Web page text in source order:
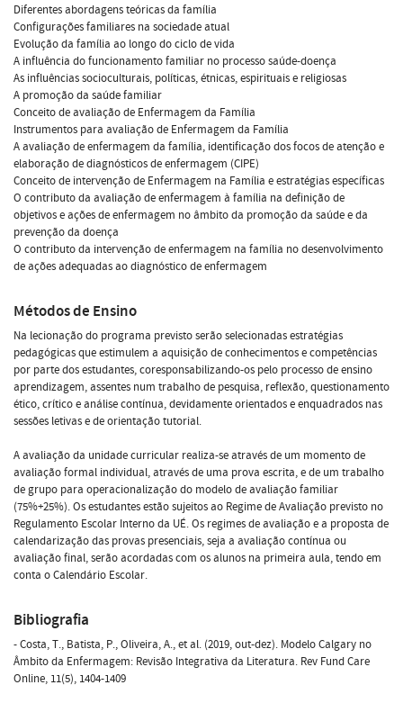
Diferentes abordagens teóricas da família
Configurações familiares na sociedade atual
Evolução da família ao longo do ciclo de vida
A influência do funcionamento familiar no processo saúde-doença
As influências socioculturais, políticas, étnicas, espirituais e religiosas
A promoção da saúde familiar
Conceito de avaliação de Enfermagem da Família
Instrumentos para avaliação de Enfermagem da Família
A avaliação de enfermagem da família, identificação dos focos de atenção e
elaboração de diagnósticos de enfermagem (CIPE)
Conceito de intervenção de Enfermagem na Família e estratégias específicas
O contributo da avaliação de enfermagem à família na definição de
objetivos e ações de enfermagem no âmbito da promoção da saúde e da
prevenção da doença
O contributo da intervenção de enfermagem na família no desenvolvimento
de ações adequadas ao diagnóstico de enfermagem
Métodos de Ensino
Na lecionação do programa previsto serão selecionadas estratégias
pedagógicas que estimulem a aquisição de conhecimentos e competências
por parte dos estudantes, coresponsabilizando-os pelo processo de ensino
aprendizagem, assentes num trabalho de pesquisa, reflexão, questionamento
ético, crítico e análise contínua, devidamente orientados e enquadrados nas
sessões letivas e de orientação tutorial.
A avaliação da unidade curricular realiza-se através de um momento de
avaliação formal individual, através de uma prova escrita, e de um trabalho
de grupo para operacionalização do modelo de avaliação familiar
(75%+25%). Os estudantes estão sujeitos ao Regime de Avaliação previsto no
Regulamento Escolar Interno da UÉ. Os regimes de avaliação e a proposta de
calendarização das provas presenciais, seja a avaliação contínua ou
avaliação final, serão acordadas com os alunos na primeira aula, tendo em
conta o Calendário Escolar.
Bibliografia
- Costa, T., Batista, P., Oliveira, A., et al. (2019, out-dez). Modelo Calgary no
Âmbito da Enfermagem: Revisão Integrativa da Literatura. Rev Fund Care
Online, 11(5), 1404-1409